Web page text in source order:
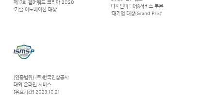
제17회 웹어워드 코리아 2020
‘기술 이노베이션 대상’
디지털미디어&서비스 부문
‘대기업 대상(Grand Prix)’
[인증범위] (주)한국인삼공사
대외 온라인 서비스
[유효기간] 2023.10.21